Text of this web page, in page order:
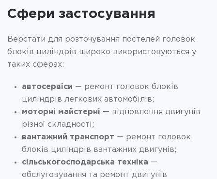
Сфери застосування
Верстати для розточування постелей головок
блоків циліндрів широко використовуються у
таких сферах:
автосервіси — ремонт головок блоків
циліндрів легкових автомобілів;
моторні майстерні — відновлення двигунів
різної складності;
вантажний транспорт — ремонт головок
блоків циліндрів вантажних двигунів;
сільськогосподарська техніка —
обслуговування та ремонт двигунів